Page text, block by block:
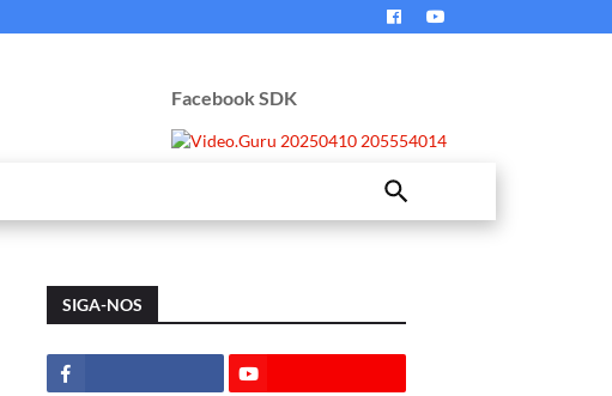
Facebook SDK
SIGA-NOS